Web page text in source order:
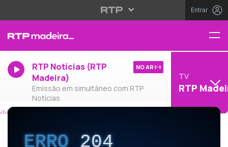
Entrar
RTP Notícias (RTP
Madeira)
Emissão em simultâneo com RTP
Notícias
NO AR
TV
RTP
ERRO204